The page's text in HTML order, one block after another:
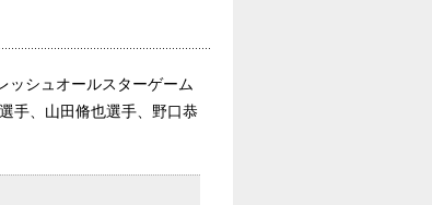
ッシュオールスターゲーム
手、山田脩也選手、野口恭